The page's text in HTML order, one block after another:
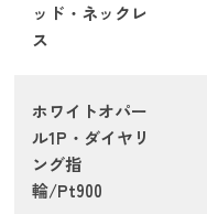
ッド・ネックレ
ス
ホワイトオパー
ル1P・ダイヤリ
ング指
輪/Pt900